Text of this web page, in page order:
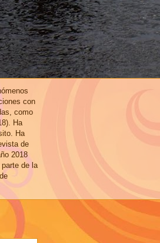
con
como
Ha
Ha
de
2018
de la